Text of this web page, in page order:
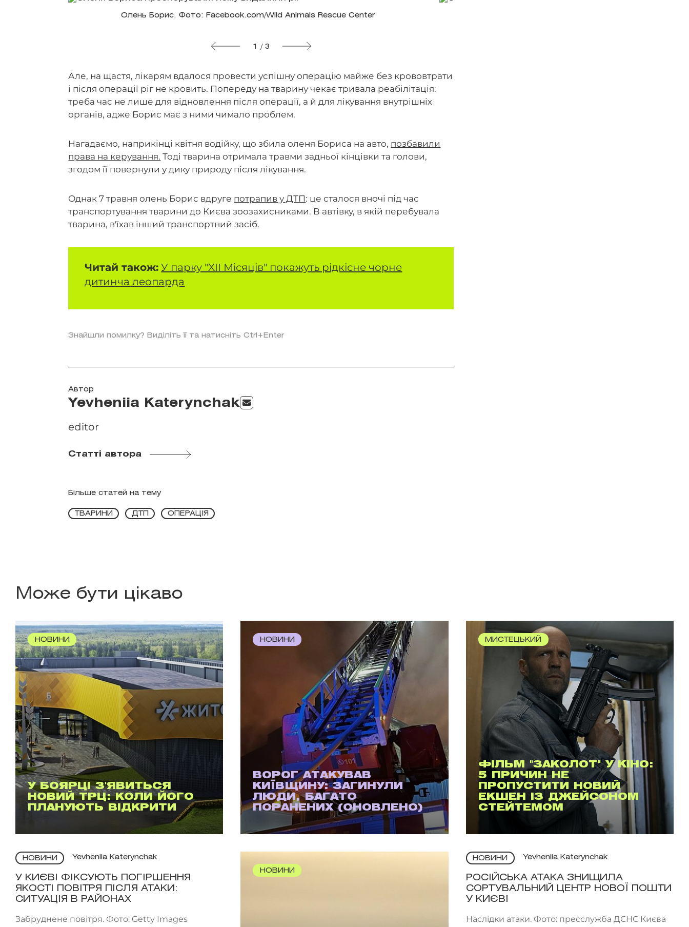
Олень Борис. Фото: Facebook.com/Wild Animals Rescue Center
1 / 3
Але, на щастя, лікарям вдалося провести успішну операцію майже без крововтрати
і після операції ріг не кровить. Попереду на тварину чекає тривала реабілітація:
треба час не лише для відновлення після операції, а й для лікування внутрішніх
органів, адже Борис має з ними чимало проблем.
Нагадаємо, наприкінці квітня водійку, що збила оленя Бориса на авто, позбавили
права на керування. Тоді тварина отримала травми задньої кінцівки та голови,
згодом її повернули у дику природу після лікування.
Однак 7 травня олень Борис вдруге потрапив у ДТП: це сталося вночі під час
транспортування тварини до Києва зоозахисниками. В автівку, в якій перебувала
тварина, в'їхав інший транспортний засіб.
Читай також: У парку "XII Місяців" покажуть рідкісне чорне
дитинча леопарда
Знайшли помилку? Виділіть її та натисніть Ctrl+Enter
Автор
Yevheniia Katerynchak
editor
Статті автора
Більше статей на тему
ТВАРИНИ ДТП ОПЕРАЦІЯ
Може бути цікаво
НОВИНИ
У БОЯРЦІ З'ЯВИТЬСЯ
НОВИЙ ТРЦ: КОЛИ ЙОГО
ПЛАНУЮТЬ ВІДКРИТИ
НОВИНИ
ВОРОГ АТАКУВАВ
КИЇВЩИНУ: ЗАГИНУЛИ
ЛЮДИ, БАГАТО
ПОРАНЕНИХ (ОНОВЛЕНО)
МИСТЕЦЬКИЙ
ФІЛЬМ "ЗАКОЛОТ" У КІНО:
5 ПРИЧИН НЕ
ПРОПУСТИТИ НОВИЙ
ЕКШЕН ІЗ ДЖЕЙСОНОМ
СТЕЙТЕМОМ
НОВИНИ Yevheniia Katerynchak
У КИЄВІ ФІКСУЮТЬ ПОГІРШЕННЯ
ЯКОСТІ ПОВІТРЯ ПІСЛЯ АТАКИ:
СИТУАЦІЯ В РАЙОНАХ
Забруднене повітря. Фото: Getty Images
НОВИНИ
НОВИНИ Yevheniia Katerynchak
РОСІЙСЬКА АТАКА ЗНИЩИЛА
СОРТУВАЛЬНИЙ ЦЕНТР НОВОЇ ПОШТИ
У КИЄВІ
Наслідки атаки. Фото: пресслужба ДСНС Києва